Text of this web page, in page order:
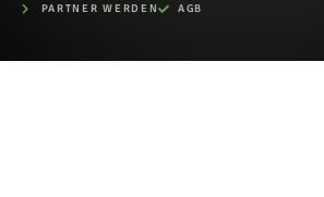
PARTNER WERDEN
AGB